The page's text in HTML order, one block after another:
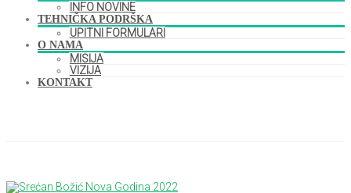
INFO NOVINE
TEHNIČKA PODRŠKA
UPITNI FORMULARI
O NAMA
MISIJA
VIZIJA
KONTAKT